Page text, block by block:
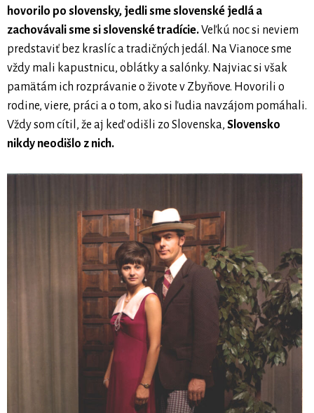
hovorilo po slovensky, jedli sme slovenské jedlá a
zachovávali sme si slovenské tradície.Veľkú noc si neviem
predstaviť bez kraslíc a tradičných jedál. Na Vianoce sme
vždy mali kapustnicu, oblátky a salónky. Najviac si však
pamätám ich rozprávanie o živote v Zbyňove. Hovorili o
rodine, viere, práci a o tom, ako si ľudia navzájom pomáhali.
Vždy som cítil, že aj keď odišli zo Slovenska, Slovensko
nikdy neodišlo z nich.